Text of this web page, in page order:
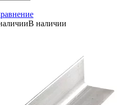
В наличии